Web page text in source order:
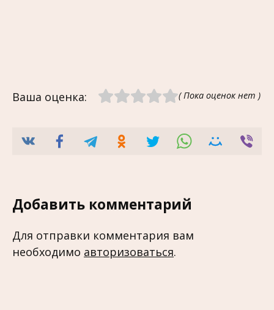
Ваша оценка: ( Пока оценок нет )
Добавить комментарий
Для отправки комментария вам
необходимо авторизоваться.